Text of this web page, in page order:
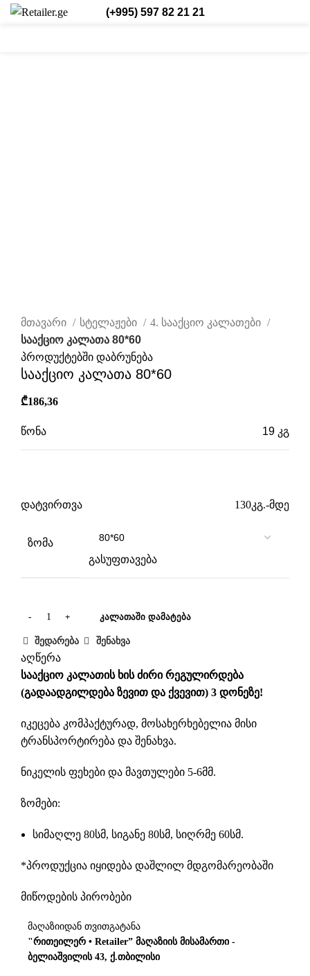
(+995) 597 82 21 21
მთავარი
სტელაჟები
4. სააქციო კალათები
სააქციო კალათა 80*60
პროდუქტებში დაბრუნება
სააქციო კალათა 80*60
₾186,36
წონა 19 კგ
დატვირთვა 130კგ.-მდე
ზომა
გასუფთავება
ᲙᲐᲚᲐᲗᲐᲨᲘ ᲓᲐᲛᲐᲢᲔᲑᲐ
შედარება შენახვა
აღწერა
სააქციო კალათის ხის ძირი რეგულირდება
(გადაადგილდება ზევით და ქვევით) 3 დონეზე!
იკეცება კომპაქტურად, მოსახერხებელია მისი
ტრანსპორტირება და შენახვა.
ნიკელის ფეხები და მავთულები 5-6მმ.
ზომები:
სიმაღლე 80სმ, სიგანე 80სმ, სიღრმე 60სმ.
*პროდუქცია იყიდება დაშლილ მდგომარეობაში
მიწოდების პირობები
მაღაზიიდან თვითგატანა
"რითეილერ • Retailer” მაღაზიის მისამართი -
ბელიაშვილის 43, ქ.თბილისი